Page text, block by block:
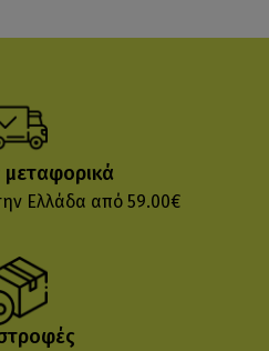
Ελλάδα από 59.00€